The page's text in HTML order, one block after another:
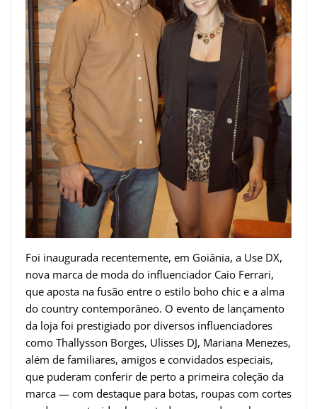
Foi inaugurada recentemente, em Goiânia, a Use DX,
nova marca de moda do influenciador Caio Ferrari,
que aposta na fusão entre o estilo boho chic e a alma
do country contemporâneo. O evento de lançamento
da loja foi prestigiado por diversos influenciadores
como Thallysson Borges, Ulisses DJ, Mariana Menezes,
além de familiares, amigos e convidados especiais,
que puderam conferir de perto a primeira coleção da
marca — com destaque para botas, roupas com cortes